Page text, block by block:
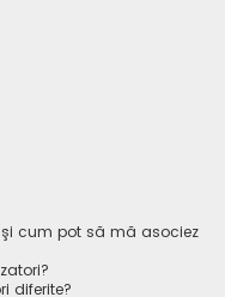
cum pot să mă asociez
diferite?